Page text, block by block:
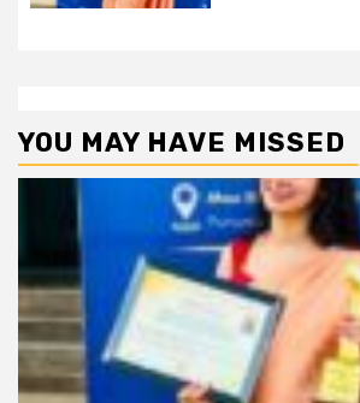
YOU MAY HAVE MISSED